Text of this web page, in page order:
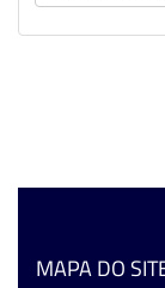
MAPA DO